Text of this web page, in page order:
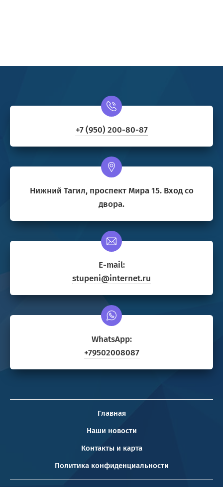
+7 (950) 200-80-87
Нижний Тагил, проспект Мира 15. Вход со
двора.
E-mail:
stupeni@internet.ru
WhatsApp:
+79502008087
Главная
Наши новости
Контакты и карта
Политика конфиденциальности